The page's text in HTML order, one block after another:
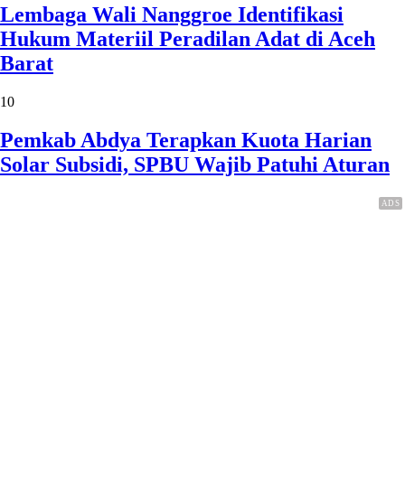
Lembaga Wali Nanggroe Identifikasi
Hukum Materiil Peradilan Adat di Aceh
Barat
10
Pemkab Abdya Terapkan Kuota Harian
Solar Subsidi, SPBU Wajib Patuhi Aturan